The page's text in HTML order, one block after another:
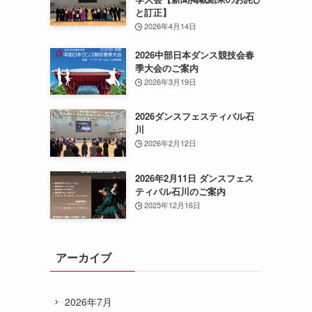
と訂正】
2026年4月14日
2026中部日本ダンス競技会春
季大会のご案内
2026年3月19日
2026ダンスフェスティバル石
川
2026年2月12日
2026年2月11日 ダンスフェス
ティバル石川のご案内
2025年12月16日
アーカイブ
2026年7月